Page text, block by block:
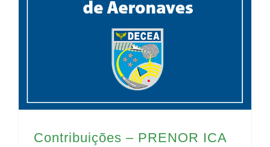
Contribuições – PRENOR ICA